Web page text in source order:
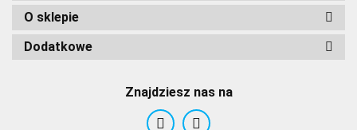
O sklepie
Dodatkowe
Znajdziesz nas na